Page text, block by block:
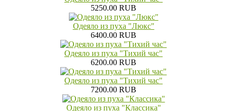
5250.00 RUB
Одеяло из пуха "Люкс"
6400.00 RUB
Одеяло из пуха "Тихий час"
6200.00 RUB
Одеяло из пуха "Тихий час"
7200.00 RUB
Одеяло из пуха "Классика"